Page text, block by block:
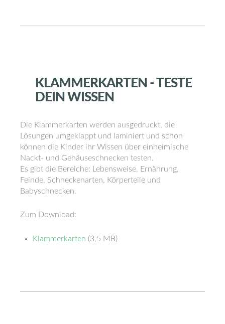
KLAMMERKARTEN -TESTE
DEIN WISSEN
Die Klammerkarten werden ausgedruckt, die
Lösungen umgeklappt und laminiert und schon
können die Kinder ihr Wissen über einheimische
Nackt- und Gehäuseschnecken testen.
Es gibt die Bereiche: Lebensweise, Ernährung,
Feinde, Schneckenarten, Körperteile und
Babyschnecken.
Zum Download:
Klammerkarten (3,5 MB)